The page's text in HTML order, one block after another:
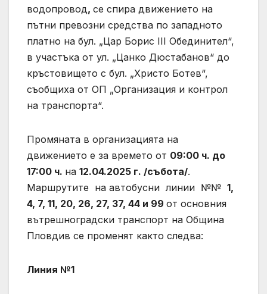
водопровод, се спира движението на
пътни превозни средства по западното
платно на бул. „Цар Борис III Обединител“,
в участъка от ул. „Цанко Дюстабанов“ до
кръстовището с бул. „Христо Ботев“,
съобщиха от ОП „Организация и контрол
на транспорта“.
Промяната в организацията на
движението е за времето от 09:00 ч. до
17:00 ч. на 12.04.2025 г. /събота/.
Маршрутите на автобусни линии №№ 1,
4, 7, 11, 20, 26, 27, 37, 44 и 99 от основния
вътрешноградски транспорт на Община
Пловдив се променят както следва:
Линия №1